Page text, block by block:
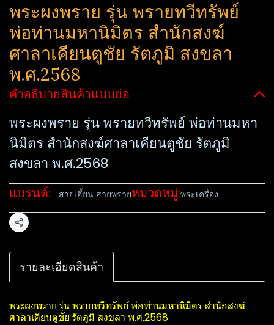
พระ​ผงพราย​ รุ่น พรายทวีทรัพย์​
พ่อท่านมหานิ​มิตร​ สำนักสงฆ์​
ศาลา​เคียน​ตู​ชัย​ รัตภูมิ​ สงขลา​
พ.ศ.2568
คำอธิบายสินค้าแบบย่อ
พระ​ผงพราย​ รุ่น พรายทวีทรัพย์​ พ่อท่านมหา
นิ​มิตร​ สำนักสงฆ์​ศาลา​เคียน​ตู​ชัย​ รัตภูมิ​
สงขลา​ พ.ศ.2568
แบรนด์: สายเฮี้ยน สายพรายหมวดหมู่:พระเครื่อง
แชร์
รายละเอียดสินค้า
พระ​ผงพราย​ รุ่น พรายทวีทรัพย์​ พ่อท่านมหานิ​มิตร​ สำนักสงฆ์​
ศาลา​เคียน​ตู​ชัย​ รัตภูมิ​ สงขลา​ พ.ศ.2568